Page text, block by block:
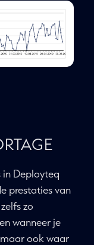
in Deployteq
prestaties van
zo
wanneer je
ook waar